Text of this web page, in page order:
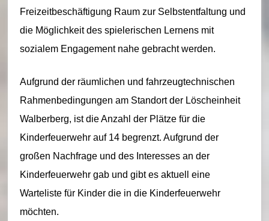
Freizeitbeschäftigung Raum zur Selbstentfaltung und
die Möglichkeit des spielerischen Lernens mit
sozialem Engagement nahe gebracht werden.
Aufgrund der räumlichen und fahrzeugtechnischen
Rahmenbedingungen am Standort der Löscheinheit
Walberberg, ist die Anzahl der Plätze für die
Kinderfeuerwehr auf 14 begrenzt. Aufgrund der
großen Nachfrage und des Interesses an der
Kinderfeuerwehr gab und gibt es aktuell eine
Warteliste für Kinder die in die Kinderfeuerwehr
möchten.